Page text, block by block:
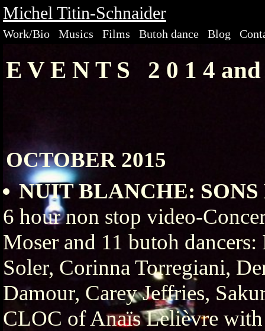
Michel Titin-Schnaider
Work/Bio Musics Films Butoh dance Blog
E V E N T S 2 0 1 4 and
OCTOBER 2015
NUIT BLANCHE:
6 hour non stop video-
Moser and 11 butoh
Soler, Corinna Torregiani,
Damour, Carey Jeffries,
CLOC of Anaïs Lelièvre with